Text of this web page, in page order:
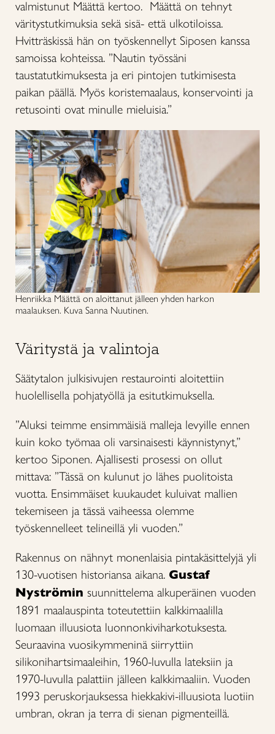
valmistunut Määttä kertoo. Määttä on tehnyt
väritystutkimuksia sekä sisä- että ulkotiloissa.
Hvitträskissä hän on työskennellyt Siposen kanssa
samoissa kohteissa. ”Nautin työssäni
taustatutkimuksesta ja eri pintojen tutkimisesta
paikan päällä. Myös koristemaalaus, konservointi ja
retusointi ovat minulle mieluisia.”
Henriikka Määttä on aloittanut jälleen yhden harkon
maalauksen. Kuva Sanna Nuutinen.
Väritystä ja valintoja
Säätytalon julkisivujen restaurointi aloitettiin
huolellisella pohjatyöllä ja esitutkimuksella.
”Aluksi teimme ensimmäisiä malleja levyille ennen
kuin koko työmaa oli varsinaisesti käynnistynyt,”
kertoo Siponen. Ajallisesti prosessi on ollut
mittava: ”Tässä on kulunut jo lähes puolitoista
vuotta. Ensimmäiset kuukaudet kuluivat mallien
tekemiseen ja tässä vaiheessa olemme
työskennelleet telineillä yli vuoden.”
Rakennus on nähnyt monenlaisia pintakäsittelyjä yli
130-vuotisen historiansa aikana. Gustaf
Nyströmin suunnittelema alkuperäinen vuoden
1891 maalauspinta toteutettiin kalkkimaalilla
luomaan illuusiota luonnonkiviharkotuksesta.
Seuraavina vuosikymmeninä siirryttiin
silikonihartsimaaleihin, 1960-luvulla lateksiin ja
1970-luvulla palattiin jälleen kalkkimaaliin. Vuoden
1993 peruskorjauksessa hiekkakivi-illuusiota luotiin
umbran, okran ja terra di sienan pigmenteillä.